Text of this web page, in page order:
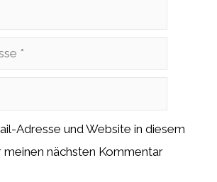
Adresse und Website in diesem
nächsten Kommentar